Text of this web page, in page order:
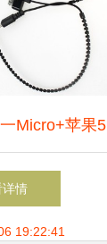
Micro+苹果5
开启音频自由
界
详情
19:22:41